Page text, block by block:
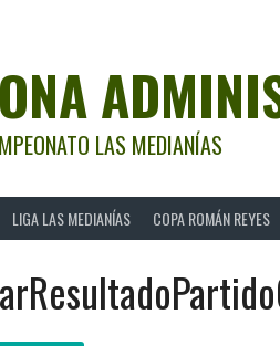
LAS MEDIANÍAS
LIGA LAS MEDIANÍAS COPA ROMÁN REYES